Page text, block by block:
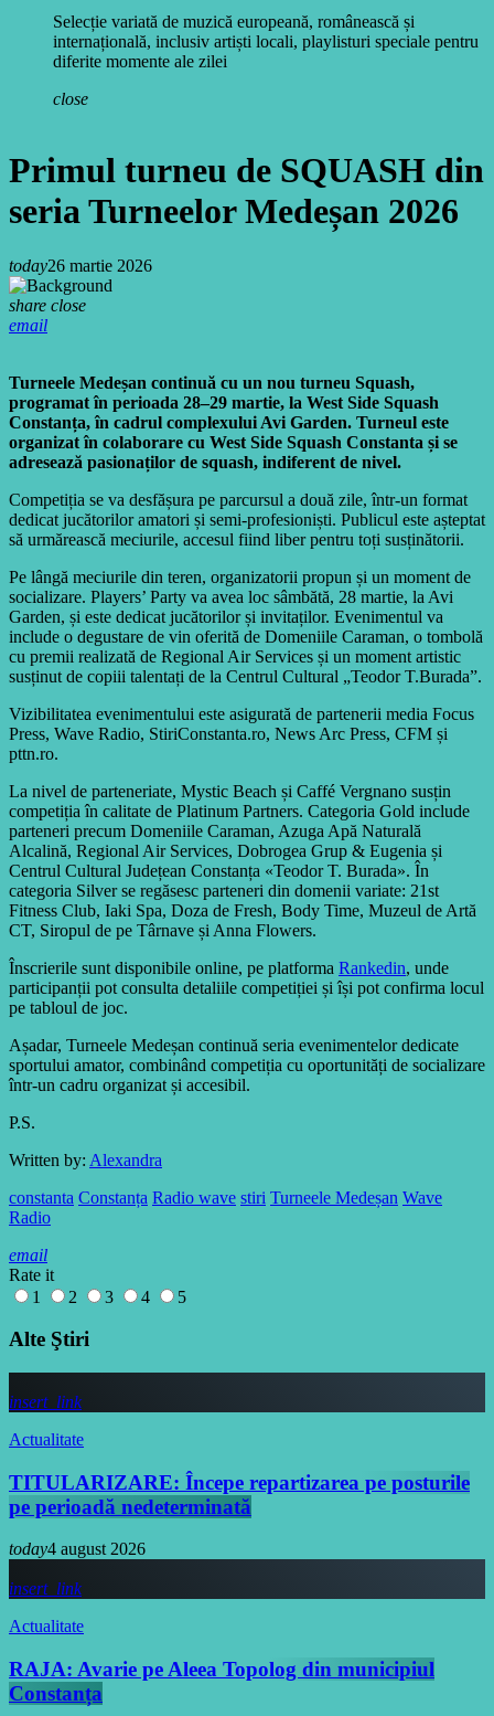
Selecție variată de muzică europeană, românească și
internațională, inclusiv artiști locali, playlisturi speciale pentru
diferite momente ale zilei
close
Primul turneu de SQUASH din
seria Turneelor Medeșan 2026
today26 martie 2026
share close
email
Turneele Medeșan continuă cu un nou turneu Squash,
programat în perioada 28–29 martie, la West Side Squash
Constanța, în cadrul complexului Avi Garden. Turneul este
organizat în colaborare cu West Side Squash Constanta și se
adresează pasionaților de squash, indiferent de nivel.
Competiția se va desfășura pe parcursul a două zile, într-un format
dedicat jucătorilor amatori și semi-profesioniști. Publicul este așteptat
să urmărească meciurile, accesul fiind liber pentru toți susținătorii.
Pe lângă meciurile din teren, organizatorii propun și un moment de
socializare. Players’ Party va avea loc sâmbătă, 28 martie, la Avi
Garden, și este dedicat jucătorilor și invitaților. Evenimentul va
include o degustare de vin oferită de Domeniile Caraman, o tombolă
cu premii realizată de Regional Air Services și un moment artistic
susținut de copiii talentați de la Centrul Cultural „Teodor T.Burada”.
Vizibilitatea evenimentului este asigurată de partenerii media Focus
Press, Wave Radio, StiriConstanta.ro, News Arc Press, CFM și
pttn.ro.
La nivel de parteneriate, Mystic Beach și Caffé Vergnano susțin
competiția în calitate de Platinum Partners. Categoria Gold include
parteneri precum Domeniile Caraman, Azuga Apă Naturală
Alcalină, Regional Air Services, Dobrogea Grup & Eugenia și
Centrul Cultural Județean Constanța «Teodor T. Burada». În
categoria Silver se regăsesc parteneri din domenii variate: 21st
Fitness Club, Iaki Spa, Doza de Fresh, Body Time, Muzeul de Artă
CT, Siropul de pe Târnave și Anna Flowers.
Înscrierile sunt disponibile online, pe platforma Rankedin, unde
participanții pot consulta detaliile competiției și își pot confirma locul
pe tabloul de joc.
Așadar, Turneele Medeșan continuă seria evenimentelor dedicate
sportului amator, combinând competiția cu oportunități de socializare
într-un cadru organizat și accesibil.
P.S.
Written by: Alexandra
constanta Constanța Radio wave stiri Turneele Medeșan Wave
Radio
email
Rate it
1
2 3 4 5
Alte Ştiri
insert_link
Actualitate
TITULARIZARE: Începe repartizarea pe posturile
pe perioadă nedeterminată
today4 august 2026
insert_link
Actualitate
RAJA: Avarie pe Aleea Topolog din municipiul
Constanța